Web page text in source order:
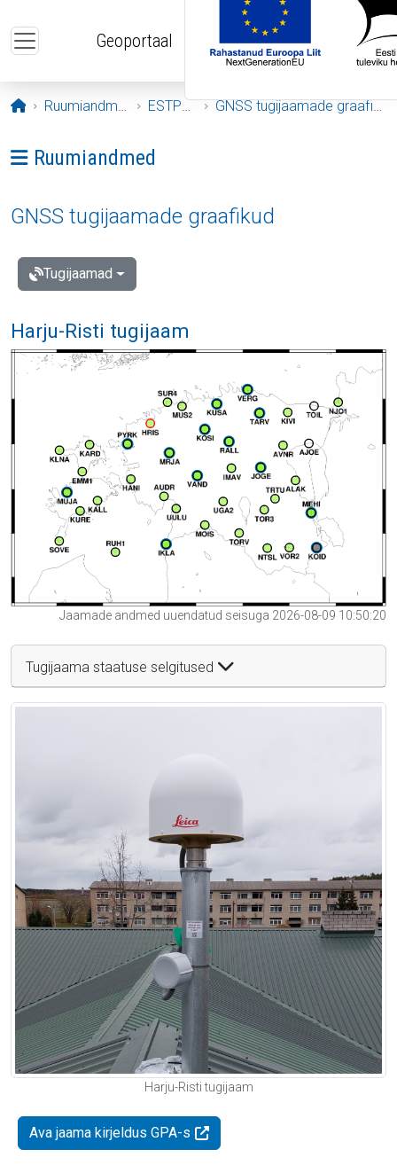
Geoportaal
Avaleht
Ruumiandmed ESTPOS GNSS tugijaamade graafikud
Ava menüü: Ruumiandmed
Ruumiandmed
GNSS tugijaamade graafikud
Tugijaamad
Harju-Risti tugijaam
Jaamade andmed uuendatud seisuga 2026-08-09 10:50:20
Tugijaama staatuse selgitused
Harju-Risti tugijaam
Ava jaama kirjeldus GPA-s